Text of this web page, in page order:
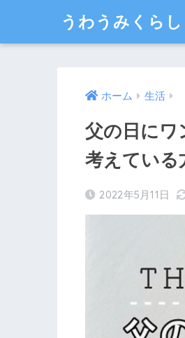
うわうみくらし
ホーム 生活
父の日にワ
考えている
2022年5月11日